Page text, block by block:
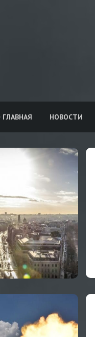
ГЛАВНАЯ НОВОСТИ